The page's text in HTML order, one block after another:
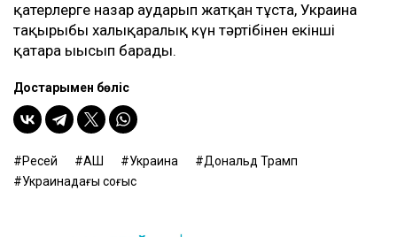
қатерлерге назар аударып жатқан тұста, Украина
тақырыбы халықаралық күн тәртібінен екінші
қатарға ығысып барады.
Достарыңмен бөліс
Ресей АҚШ Украина
Дональд Трамп
Украинадағы соғыс